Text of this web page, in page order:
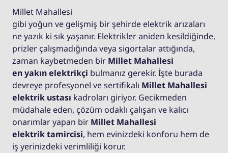
Millet Mahallesi
gibi yoğun ve gelişmiş bir şehirde elektrik arızaları
ne yazık ki sık yaşanır. Elektrikler aniden kesildiğinde,
prizler çalışmadığında veya sigortalar attığında,
zaman kaybetmeden bir Millet Mahallesi
en yakın elektrikçi bulmanız gerekir. İşte burada
devreye profesyonel ve sertifikalı Millet Mahallesi
elektrik ustası kadroları giriyor. Gecikmeden
müdahale eden, çözüm odaklı çalışan ve kalıcı
onarımlar yapan bir Millet Mahallesi
elektrik tamircisi, hem evinizdeki konforu hem de
iş yerinizdeki verimliliği korur.